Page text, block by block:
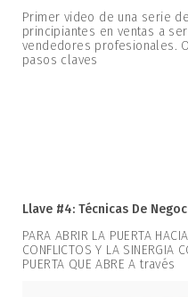
Primer video de una serie
principiantes en ventas a ser
vendedores profesionales.
pasos claves
Llave #4: Técnicas De
PARA ABRIR LA PUERTA
CONFLICTOS Y LA SINERGIA
PUERTA QUE ABRE A través